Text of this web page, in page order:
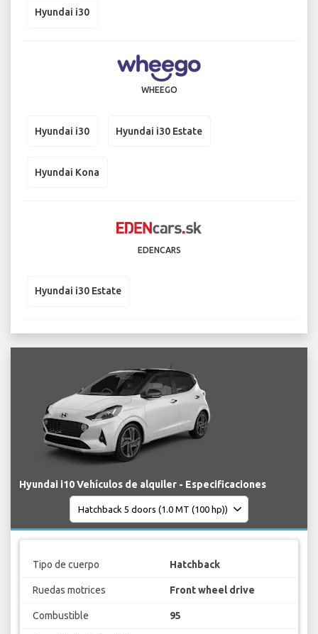
Hyundai i30
WHEEGO
Hyundai i30 Hyundai i30 Estate
Hyundai Kona
EDENCARS
Hyundai i30 Estate
Hyundai i10 Vehículos de alquiler - Especificaciones
Tipo de cuerpo Hatchback
Ruedas motrices Front wheel drive
Combustible 95